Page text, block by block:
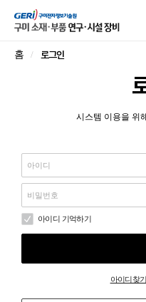
홈 로그인
시스템 이용을 위
아이디 기억하기
아이디찾기